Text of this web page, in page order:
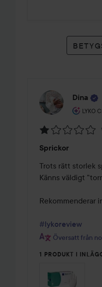
Dina
LYKO
1
av
5
Sprickor
Trots rätt storlek
Känns väldigt
Rekommenderar
#lykoreview
Översatt från
1 PRODUKT I